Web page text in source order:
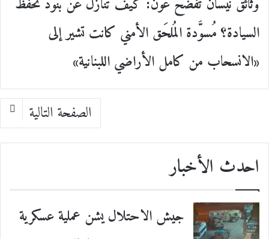
السيادة؟ مُسوَّدة المُلحَق الأمني كانت تشير إلى
«الانسحاب من كامل الأراضي اللبنانية»
الصفحة التالية
احدث الأخبار
جيش الاحتلال يشن عملية عسكرية